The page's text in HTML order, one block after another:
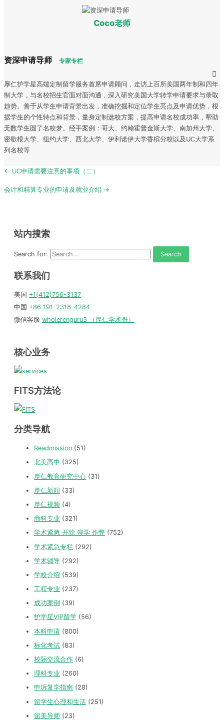
Coco老师
资深申请导师 专家专栏
厚仁护学星高端定制留学服务首席申请顾问，走访上百所美国两年制和四年
制大学，与名校招生官面对面沟通，深入研究美国大学转学申请要求与录取
趋势。善于从学生申请背景出发，准确挖掘和定位学生亮点及申请优势，根
据学生的个性特点和背景，量身定制选校方案，提高申请名校成功率，帮助
无数学生圆了名校梦。经手案例：哥大、约翰霍普金斯大学、南加州大学、
密歇根大学、纽约大学、西北大学、伊利诺伊大学香槟分校以及UC大学系
列名校等
Post
← UC申请需要注意的事项（二）
会计和精算专业的申请及就业介绍 →
站内搜索
Search for:
联系我们
美国 +1(412)756-3137
中国 +86 191-2318-4284
微信客服 wholerenguru3 （厚仁学术哥）
核心业务
FITS方法论
分类导航
Readmission (51)
北美高中 (325)
厚仁教育研究中心 (31)
厚仁新闻 (33)
厚仁视频 (4)
商科专业 (321)
学术紧急 开除 停学 作弊 (752)
学术紧急专栏 (292)
学术辅导 (292)
学校介绍 (539)
工程专业 (237)
成功案例 (39)
护学星VIP留学 (56)
本科申请 (800)
标化考试 (83)
校际交流合作 (6)
理科专业 (260)
申诉复学指南 (28)
留学生心理和生活 (251)
留美导师 (23)